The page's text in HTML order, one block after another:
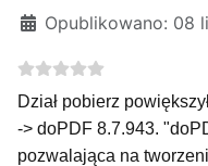
Opublikowano: 08
Dział pobierz
-> doPDF 8.7.943. "
pozwalająca na